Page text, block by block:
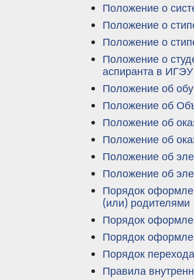
Положение о
Положение о
Положение о
Положение о
аспиранта в ИГЭУ
Положение об
Положение об
Положение об
Положение об
Положение об
Положение об
Порядок
(или) родителями
Порядок
Порядок
Порядок
Правила